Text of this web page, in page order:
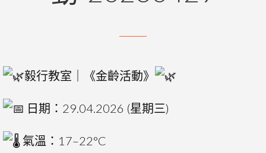
毅行教室｜《金齡活動》
日期：29.04.2026 (星期三)
氣溫：17–22°C